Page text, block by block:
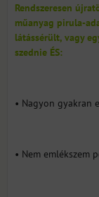
Rendszeresen
műanyag pirula-
látássérült, vagy
szednie ÉS:
• Nagyon gyakran
• Nem emlékszem